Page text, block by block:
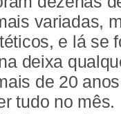
variadas,
e lá se
deixa
de 20
tudo no